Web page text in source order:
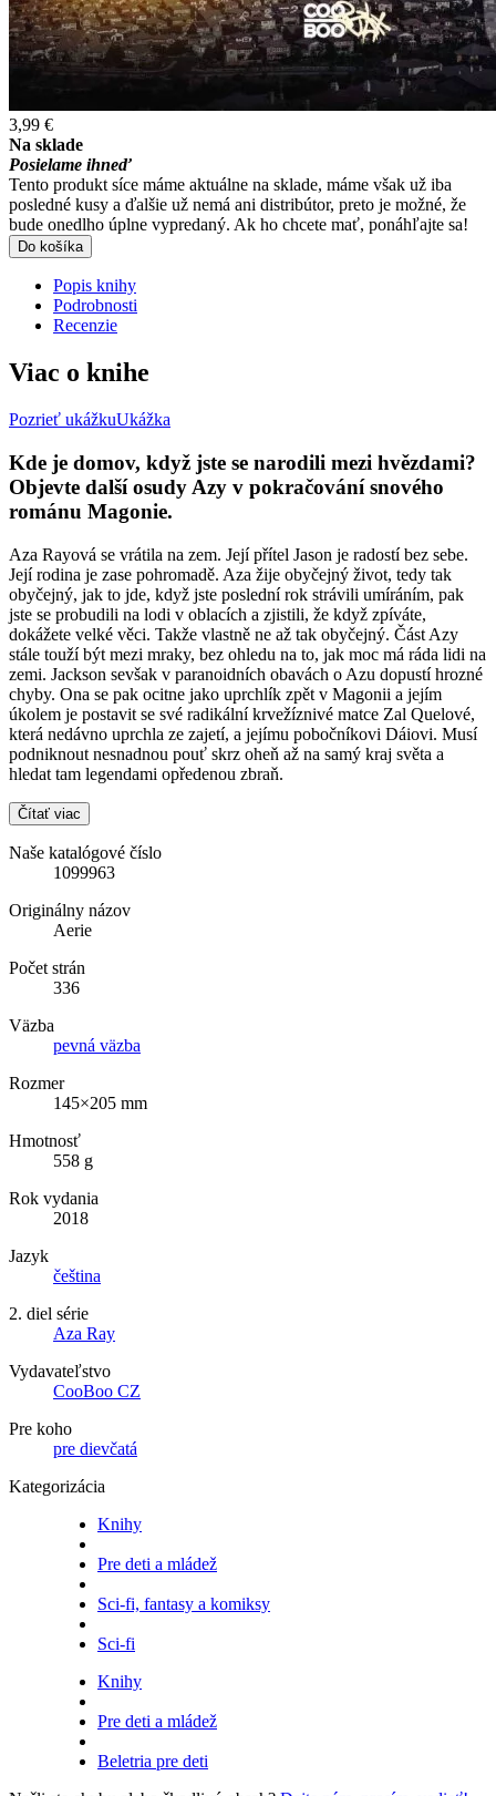
3,99 €
Na sklade
Posielame ihneď
Tento produkt síce máme aktuálne na sklade, máme však už iba
posledné kusy a ďalšie už nemá ani distribútor, preto je možné, že
bude onedlho úplne vypredaný. Ak ho chcete mať, ponáhľajte sa!
Do košíka
Popis knihy
Podrobnosti
Recenzie
Viac o knihe
Pozrieť ukážkuUkážka
Kde je domov, když jste se narodili mezi hvězdami?
Objevte další osudy Azy v pokračování snového
románu Magonie.
Aza Rayová se vrátila na zem. Její přítel Jason je radostí bez sebe.
Její rodina je zase pohromadě. Aza žije obyčejný život, tedy tak
obyčejný, jak to jde, když jste poslední rok strávili umíráním, pak
jste se probudili na lodi v oblacích a zjistili, že když zpíváte,
dokážete velké věci. Takže vlastně ne až tak obyčejný. Část Azy
stále touží být mezi mraky, bez ohledu na to, jak moc má ráda lidi na
zemi. Jackson sevšak v paranoidních obavách o Azu dopustí hrozné
chyby. Ona se pak ocitne jako uprchlík zpět v Magonii a jejím
úkolem je postavit se své radikální krvežíznivé matce Zal Quelové,
která nedávno uprchla ze zajetí, a jejímu pobočníkovi Dáiovi. Musí
podniknout nesnadnou pouť skrz oheň až na samý kraj světa a
hledat tam legendami opředenou zbraň.
Čítať viac
Naše katalógové číslo
1099963
Originálny názov
Aerie
Počet strán
336
Väzba
pevná väzba
Rozmer
145×205 mm
Hmotnosť
558 g
Rok vydania
2018
Jazyk
čeština
2. diel série
Aza Ray
Vydavateľstvo
CooBoo CZ
Pre koho
pre dievčatá
Kategorizácia
Knihy
Pre deti a mládež
Sci-fi, fantasy a komiksy
Sci-fi
Knihy
Pre deti a mládež
Beletria pre deti